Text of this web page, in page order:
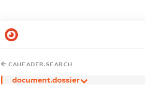
CAHEADER.SEARCH
document.dossier